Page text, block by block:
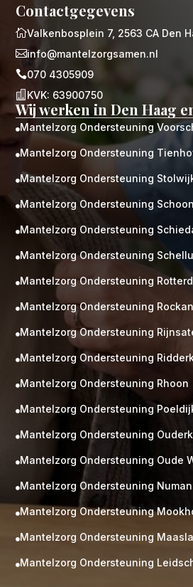
Gratis
Neem vrijblijvend contact op!
Contactgegevens
Valkenbosplein 7, 2563 CA Den
info@mantelzorgsamen.nl
070 4305909
 KVK: 63900750
Wij werken in Den Haag
Mantelzorg Ondersteuning
Mantelzorg Ondersteuning
Mantelzorg Ondersteuning
Mantelzorg Ondersteuning
Mantelzorg Ondersteuning
Mantelzorg Ondersteuning
Mantelzorg Ondersteuning
Mantelzorg Ondersteuning
Mantelzorg Ondersteuning
Mantelzorg Ondersteuning
Mantelzorg Ondersteuning Rhoon
Mantelzorg Ondersteuning
Mantelzorg Ondersteuning
Mantelzorg Ondersteuning Oude
Mantelzorg Ondersteuning
Mantelzorg Ondersteuning
Mantelzorg Ondersteuning
Mantelzorg Ondersteuning